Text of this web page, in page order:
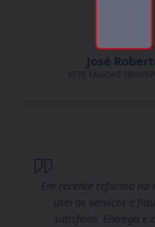
José
SETE LAGOAS
Em recente reforma na
usei os serviços e
satisfeito. Entrega e